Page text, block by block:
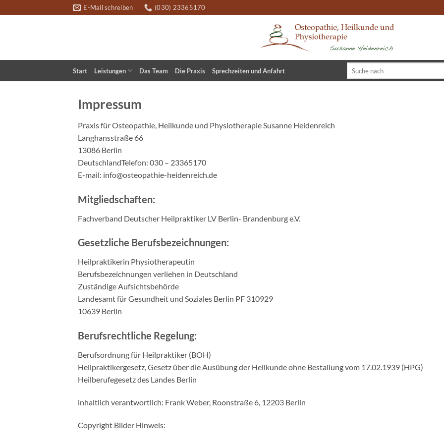
Inhalt
E-Mail schreiben (030) 23365170
Start Leistungen Das Team Die Praxis Sprechzeiten und Anfahrt
Impressum
Praxis für Osteopathie, Heilkunde und Physiotherapie Susanne Heidenreich
Langhansstraße 66
13086 Berlin
DeutschlandTelefon: 030 – 23365170
E-mail: info@osteopathie-heidenreich.de
Mitgliedschaften:
Fachverband Deutscher Heilpraktiker LV Berlin- Brandenburg e.V.
Gesetzliche Berufsbezeichnungen:
Heilpraktikerin Physiotherapeutin
Berufsbezeichnungen verliehen in Deutschland
Zuständige Aufsichtsbehörde
Landesamt für Gesundheit und Soziales Berlin PF 310929
10639 Berlin
Berufsrechtliche Regelung:
Berufsordnung für Heilpraktiker (BOH)
Heilpraktikergesetz, Gesetz über die Ausübung der Heilkunde ohne Bestallung vom 17.02.1939 (HPG)
Heilberufegesetz des Landes Berlin
inhaltlich verantwortlich: Frank Weber, Roonstraße 6, 12203 Berlin
Copyright Bilder Hinweis: